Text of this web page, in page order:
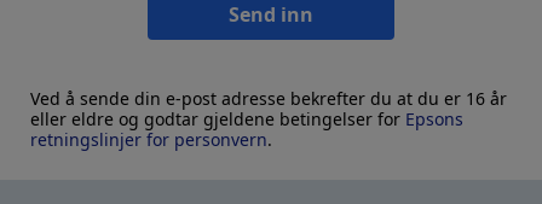
Send inn
Ved å sende din e-post adresse bekrefter du at du er 16 år
eller eldre og godtar gjeldene betingelser for Epsons
retningslinjer for personvern.